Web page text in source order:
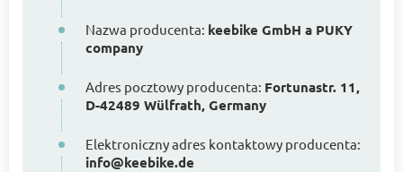
Nazwa producenta: keebike GmbH a PUKY
company
Adres pocztowy producenta: Fortunastr. 11,
D-42489 Wülfrath, Germany
Elektroniczny adres kontaktowy producenta:
info@keebike.de